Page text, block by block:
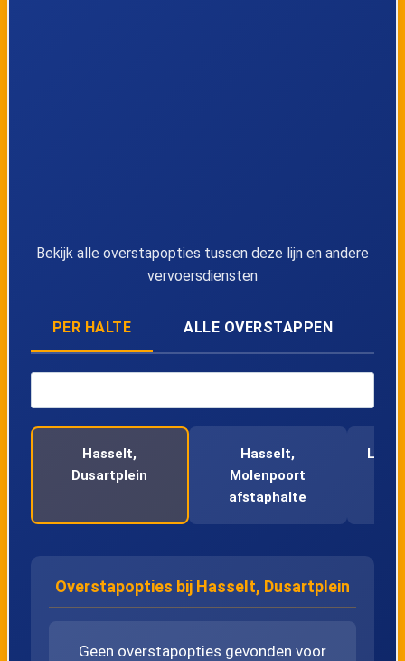
Bekijk alle overstapopties tussen deze lijn en andere
vervoersdiensten
PER HALTE ALLE OVERSTAPPEN
Hasselt,
Dusartplein
Hasselt,
Molenpoort
afstaphalte
Overstapopties bij Hasselt, Dusartplein
Geen overstapopties gevonden voor